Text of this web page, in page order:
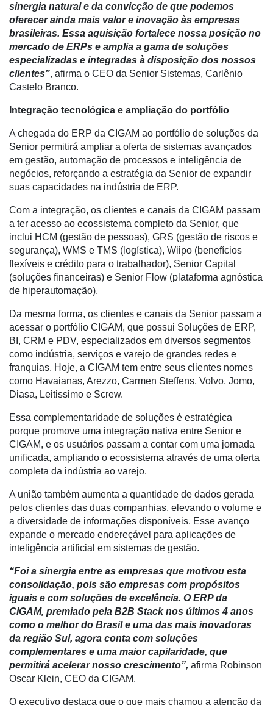
Troca
de
Artigos
Agenda
Agricultura
Precisão
Automação
e
Robótica
Conectividade
Dados
e
Análise
E-
Commerce
Informatização
da
Agricultura
Vertical
Software
Empresarial
Tecnologia
para
Recursos
Hídricos
Liberali
Netrin
Néctar
Tecprime
Agro
Lean
Way
Consulting
Manager
ONE
CHB
sinergia natural e da convicção de que podemos
oferecer ainda mais valor e inovação às empresas
brasileiras. Essa aquisição fortalece nossa posição no
mercado de ERPs e amplia a gama de soluções
especializadas e integradas à disposição dos nossos
clientes”, afirma o CEO da Senior Sistemas, Carlênio
Castelo Branco.
Integração tecnológica e ampliação do portfólio
A chegada do ERP da CIGAM ao portfólio de soluções da
Senior permitirá ampliar a oferta de sistemas avançados
em gestão, automação de processos e inteligência de
negócios, reforçando a estratégia da Senior de expandir
suas capacidades na indústria de ERP.
Com a integração, os clientes e canais da CIGAM passam
a ter acesso ao ecossistema completo da Senior, que
inclui HCM (gestão de pessoas), GRS (gestão de riscos e
segurança), WMS e TMS (logística), Wiipo (benefícios
flexíveis e crédito para o trabalhador), Senior Capital
(soluções financeiras) e Senior Flow (plataforma agnóstica
de hiperautomação).
Da mesma forma, os clientes e canais da Senior passam a
acessar o portfólio CIGAM, que possui Soluções de ERP,
BI, CRM e PDV, especializados em diversos segmentos
como indústria, serviços e varejo de grandes redes e
franquias. Hoje, a CIGAM tem entre seus clientes nomes
como Havaianas, Arezzo, Carmen Steffens, Volvo, Jomo,
Diasa, Leitissimo e Screw.
Essa complementaridade de soluções é estratégica
porque promove uma integração nativa entre Senior e
CIGAM, e os usuários passam a contar com uma jornada
unificada, ampliando o ecossistema através de uma oferta
completa da indústria ao varejo.
A união também aumenta a quantidade de dados gerada
pelos clientes das duas companhias, elevando o volume e
a diversidade de informações disponíveis. Esse avanço
expande o mercado endereçável para aplicações de
inteligência artificial em sistemas de gestão.
“Foi a sinergia entre as empresas que motivou esta
consolidação, pois são empresas com propósitos
iguais e com soluções de excelência. O ERP da
CIGAM, premiado pela B2B Stack nos últimos 4 anos
como o melhor do Brasil e uma das mais inovadoras
da região Sul, agora conta com soluções
complementares e uma maior capilaridade, que
permitirá acelerar nosso crescimento”, afirma Robinson
Oscar Klein, CEO da CIGAM.
O executivo destaca que o que mais chamou a atenção da